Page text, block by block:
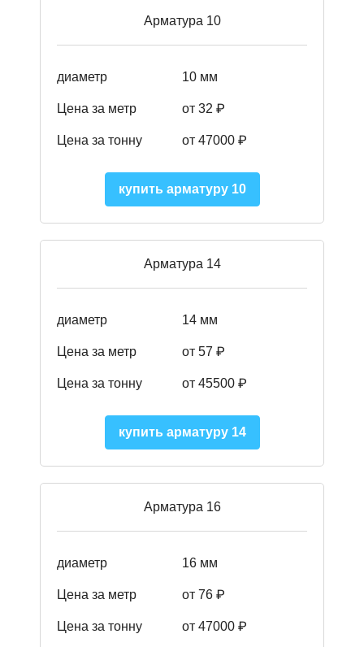
Арматура 10
диаметр 10 мм
Цена за метр от 32 ₽
Цена за тонну от 47000 ₽
купить арматуру 10
Арматура 14
диаметр 14 мм
Цена за метр от 57 ₽
Цена за тонну от 45500 ₽
купить арматуру 14
Арматура 16
диаметр 16 мм
Цена за метр от 76 ₽
Цена за тонну от 47000 ₽